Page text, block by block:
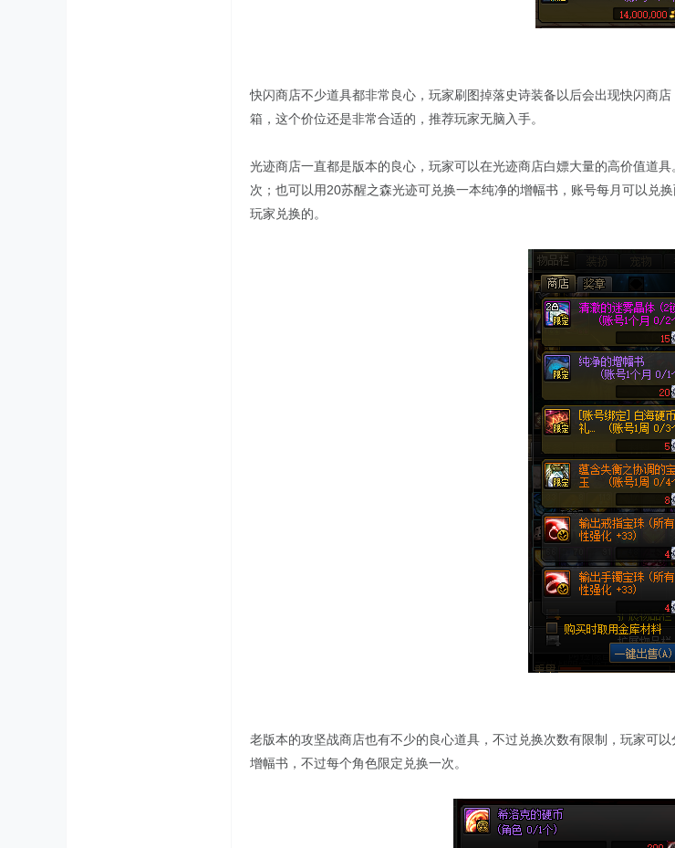
快闪商店不少道具都非常良心，玩家刷图掉落史诗装备以后会出现快闪商
箱，这个价位还是非常合适的，推荐玩家无脑入手。
光迹商店一直都是版本的良心，玩家可以在光迹商店白嫖大量的高价值道
次；也可以用20苏醒之森光迹可兑换一本纯净的增幅书，账号每月可以兑
玩家兑换的。
老版本的攻坚战商店也有不少的良心道具，不过兑换次数有限制，玩家可
增幅书，不过每个角色限定兑换一次。